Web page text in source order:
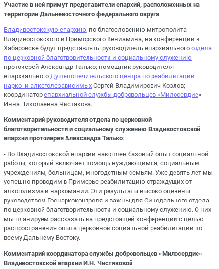
Участие в ней примут представители епархий, расположенных на
территории Дальневосточного федерального округа.
Владивостокскую епархию, по благословению митрополита
Владивостокского и Приморского Вениамина, на конференции в
Хабаровске будут представлять: руководитель епархиального отдела
по церковной благотворительности и социальному служению
протоиерей Александр Талько; помощник руководителя
епархиального Душепопечительского центра по реабилитации
нарко- и алкоголезависимых Сергей Владимирович Козлов;
координатор епархиальной службы добровольцев «Милосердие»
Инна Николаевна Чистякова.
Комментарий руководителя отдела по церковной
благотворительности и социальному служению Владивостокской
епархии протоиерея Александра Талько:
- Во Владивостокской епархии накоплен базовый опыт социальной
работы, который включает помощь нуждающимся, социальным
учреждениям, больницам, многодетным семьям. Уже девять лет мы
успешно проводим в Приморье реабилитацию страждущих от
алкоголизма и наркомании. Эти результаты высоко оценены
руководством Госнаркоконтроля и важны для Синодального отдела
по церковной благотворительности и социальному служению. О них
мы планируем рассказать на предстоящей конференции с целью
распространения опыта церковной социальной реабилитации по
всему Дальнему Востоку.
Комментарий координатора службы добровольцев «Милосердие»
Владивостокской епархии И.Н. Чистяковой: